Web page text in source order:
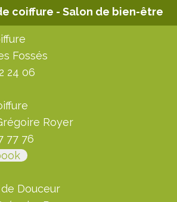
coiffure - Salon de bien-être
Fossés
24 06
Royer
77 76
Douceur